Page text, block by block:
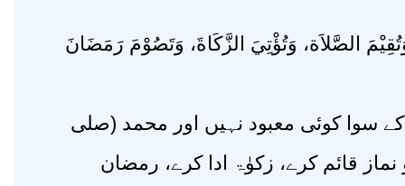
الصَّلاَة، وَتُؤْتِيَ الزَّکَاةَ، وَتَصُوْمَ رَمَضَانَ
سوا کوئی معبود نہیں اور محمد (صلی
قائم کرے، زکوٰۃ ادا کرے، رمضان